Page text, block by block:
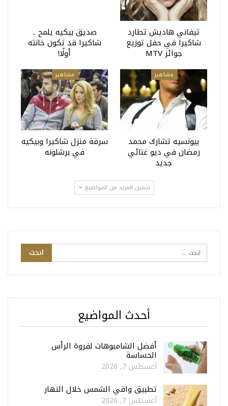
تيفاني هاديش تطارد
شاكيرا في حفل توزيع
جوائز MTV
صديق بيكيه يلمح ..
شاكيرا قد تكون خانته
أولًا!
مشاهير
بيونسيه تشارك محمد
رمضان في ديو غنائي
جديد
مشاهير
سرقة منزل شاكيرا وبيكيه
في برشلونه
تحميل المزيد من المواضيع
أحدث المواضيع
أفضل الشامبوهات لفروة الرأس
الحساسة
أغسطس 7, 2026
تطبيق واقي الشمس خلال النهار
أغسطس 7, 2026